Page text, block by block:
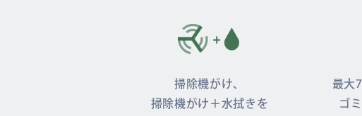
掃除機がけ、
掃除機がけ＋水拭きを
最大
ゴ